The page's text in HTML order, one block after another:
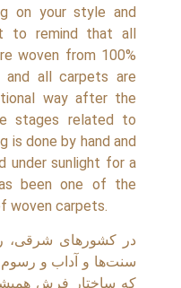
on your style and
to remind that all
woven from 100%
and all carpets are
way after the
stages related to
is done by hand and
under sunlight for a
been one of the
woven carpets.
در کشورهای شرقی،
سنت‌ها و آداب و
که ساختار فرش